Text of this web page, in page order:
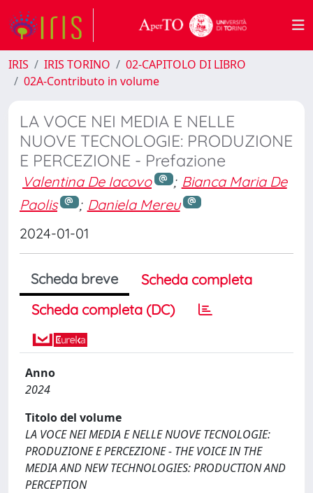
IRIS IRIS TORINO
02-CAPITOLO DI LIBRO
02A-Contributo in volume
LA VOCE NEI MEDIA E NELLE
NUOVE TECNOLOGIE: PRODUZIONE
E PERCEZIONE - Prefazione
Valentina De Iacovo ; Bianca Maria De
Paolis
; Daniela Mereu
2024-01-01
Scheda breve
Scheda completa
Scheda completa (DC)
Anno
2024
Titolo del volume
LA VOCE NEI MEDIA E NELLE NUOVE TECNOLOGIE:
PRODUZIONE E PERCEZIONE - THE VOICE IN THE
MEDIA AND NEW TECHNOLOGIES: PRODUCTION AND
PERCEPTION